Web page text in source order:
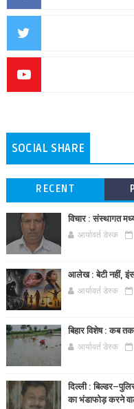
SOCIAL SHARE
RECENT
विचार : संस्थागत
आर्यावर्त डेस्क
आलेख : बेटी नहीं,
आर्यावर्त डेस्क
बिहार विशेष : कब
आर्यावर्त डेस्क
दिल्ली :
का भंडाफोड़ करने